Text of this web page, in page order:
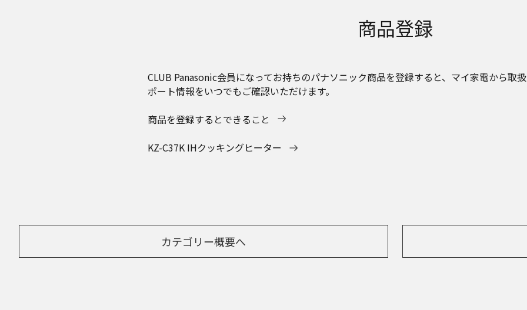
商品登録
CLUB Panasonic会員になってお持ちのパナソニック商品を登録すると、マイ家電から取
ポート情報をいつでもご確認いただけます。
商品を登録するとできること
KZ-C37K IHクッキングヒーター
カテゴリー概要へ